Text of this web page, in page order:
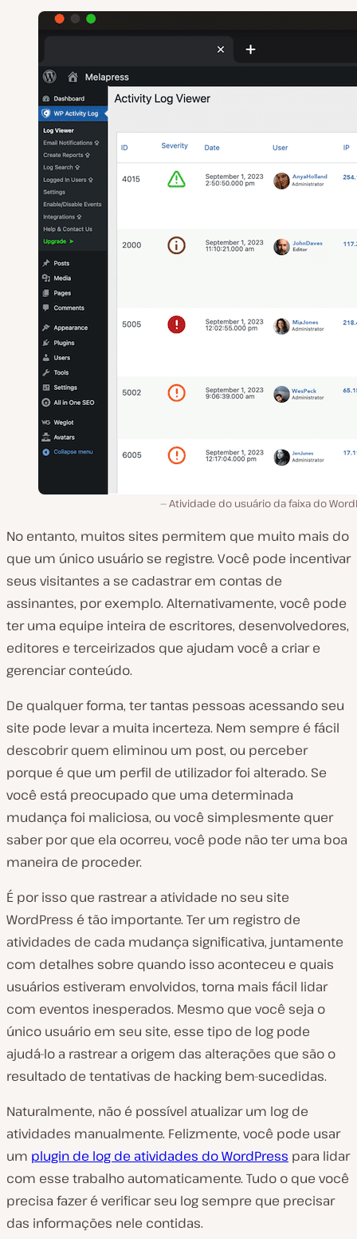
Atividade do usuário da faixa do
No entanto, muitos sites permitem que muito mais do
que um único usuário se registre. Você pode incentivar
seus visitantes a se cadastrar em contas de
assinantes, por exemplo. Alternativamente, você pode
ter uma equipe inteira de escritores, desenvolvedores,
editores e terceirizados que ajudam você a criar e
gerenciar conteúdo.
De qualquer forma, ter tantas pessoas acessando seu
site pode levar a muita incerteza. Nem sempre é fácil
descobrir quem eliminou um post, ou perceber
porque é que um perfil de utilizador foi alterado. Se
você está preocupado que uma determinada
mudança foi maliciosa, ou você simplesmente quer
saber por que ela ocorreu, você pode não ter uma boa
maneira de proceder.
É por isso que rastrear a atividade no seu site
WordPress é tão importante. Ter um registro de
atividades de cada mudança significativa, juntamente
com detalhes sobre quando isso aconteceu e quais
usuários estiveram envolvidos, torna mais fácil lidar
com eventos inesperados. Mesmo que você seja o
único usuário em seu site, esse tipo de log pode
ajudá-lo a rastrear a origem das alterações que são o
resultado de tentativas de hacking bem-sucedidas.
Naturalmente, não é possível atualizar um log de
atividades manualmente. Felizmente, você pode usar
um plugin de log de atividades do WordPress para lidar
com esse trabalho automaticamente. Tudo o que você
precisa fazer é verificar seu log sempre que precisar
das informações nele contidas.